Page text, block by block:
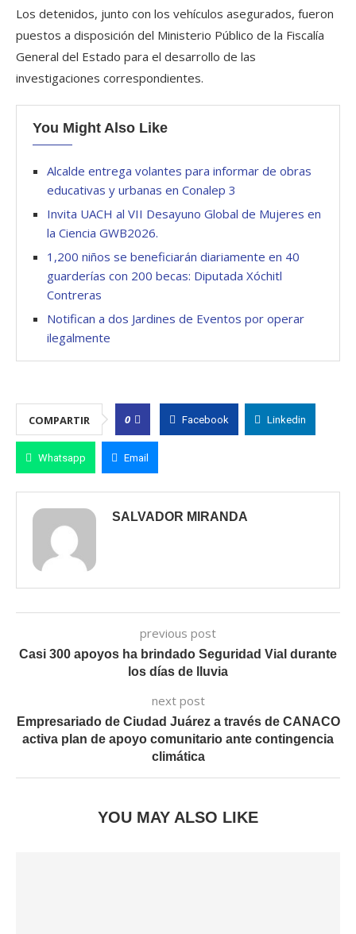
Los detenidos, junto con los vehículos asegurados, fueron
puestos a disposición del Ministerio Público de la Fiscalía
General del Estado para el desarrollo de las
investigaciones correspondientes.
You Might Also Like
Alcalde entrega volantes para informar de obras
educativas y urbanas en Conalep 3
Invita UACH al VII Desayuno Global de Mujeres en
la Ciencia GWB2026.
1,200 niños se beneficiarán diariamente en 40
guarderías con 200 becas: Diputada Xóchitl
Contreras
Notifican a dos Jardines de Eventos por operar
ilegalmente
COMPARTIR 0 Facebook Linkedin
Whatsapp Email
SALVADOR MIRANDA
previous post
Casi 300 apoyos ha brindado Seguridad Vial durante
los días de lluvia
next post
Empresariado de Ciudad Juárez a través de CANACO
activa plan de apoyo comunitario ante contingencia
climática
YOU MAY ALSO LIKE